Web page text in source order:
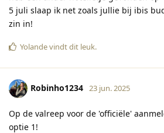
5 juli slaap ik net zoals jullie bij ibis
zin in!
Yolandevindt dit leuk.
Robinho1234 23 jun. 2025
Op de valreep voor de 'officiële'
optie 1!